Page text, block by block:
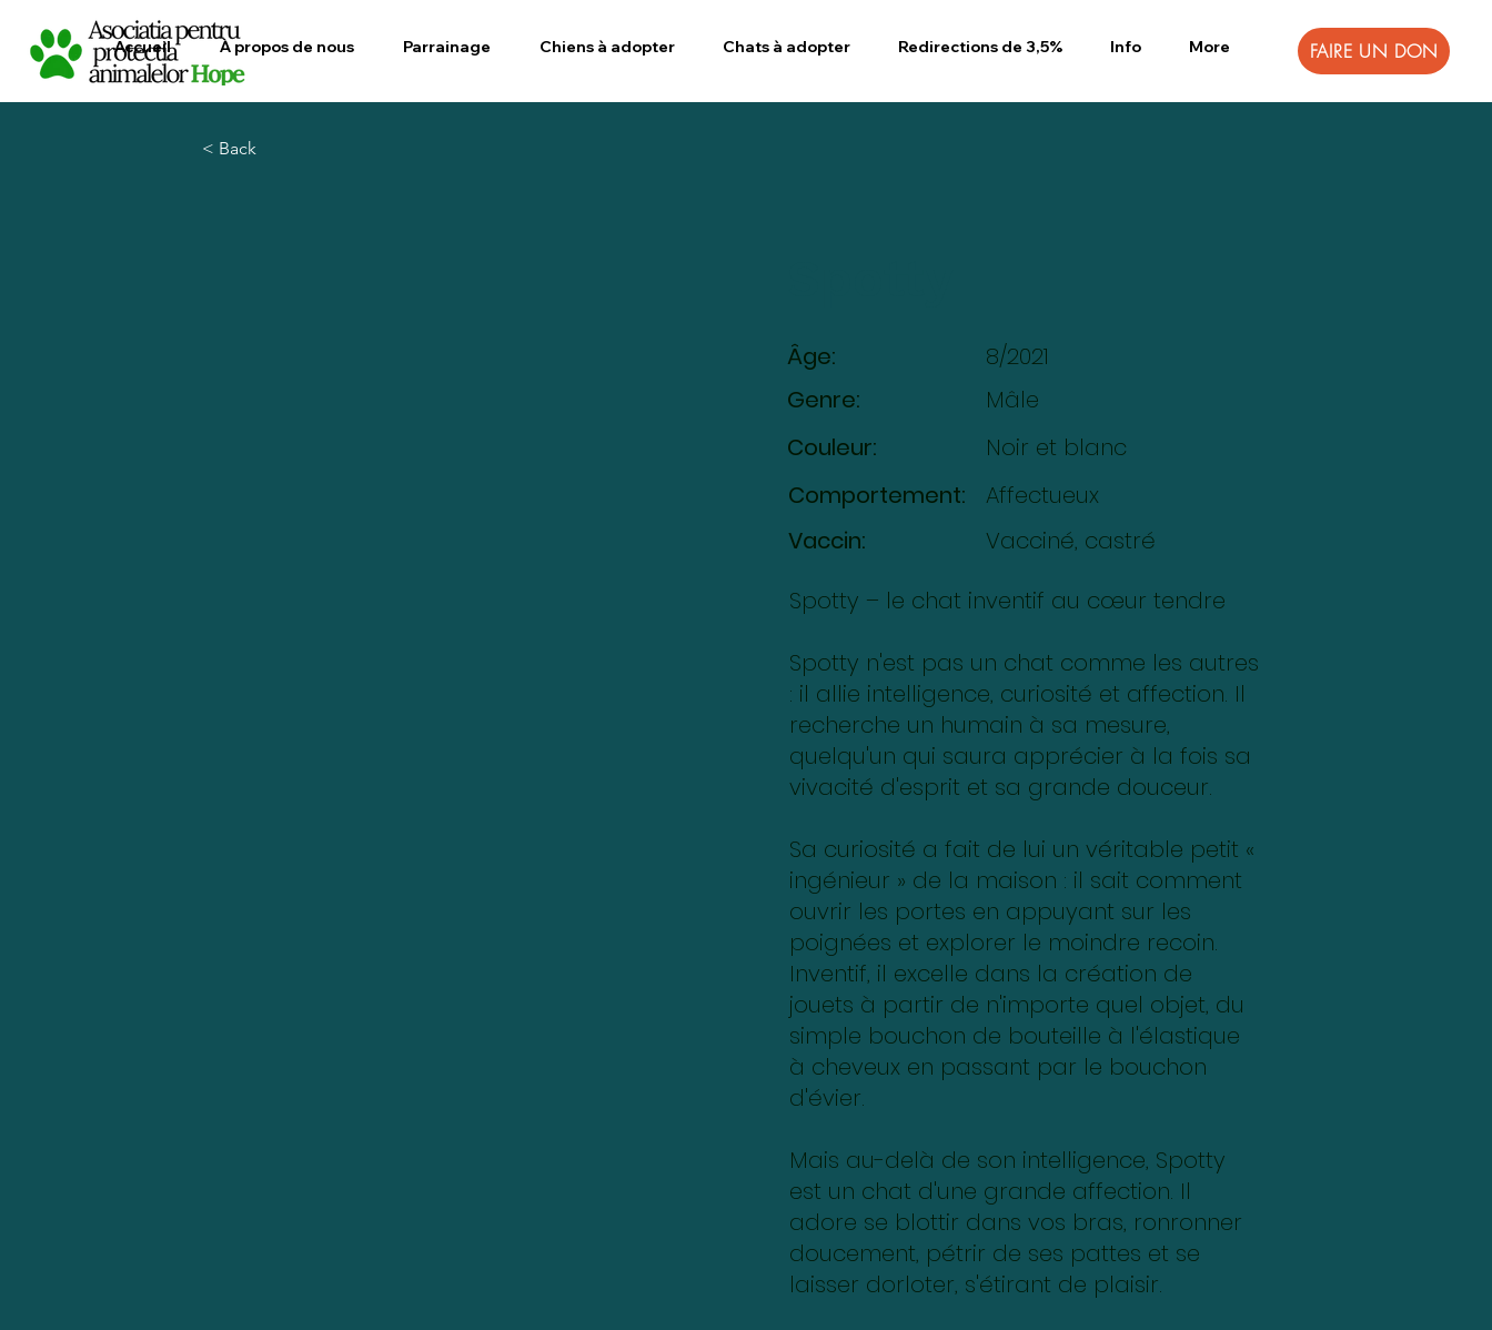
Accueil À propos de nous Parrainage Chiens à adopter Chats à adopter Redirections de 3,5% Info More FAIRE UN DON
< Back
Âge:
8/2021
Genre:
Mâle
Couleur:
Noir et blanc
Comportement:
Affectueux
Vaccin:
Vacciné, castré
Spotty – le chat inventif au cœur tendre
Spotty n'est pas un chat comme les autres
: il allie intelligence, curiosité et affection. Il
recherche un humain à sa mesure,
quelqu'un qui saura apprécier à la fois sa
vivacité d'esprit et sa grande douceur.
Sa curiosité a fait de lui un véritable petit «
ingénieur » de la maison : il sait comment
ouvrir les portes en appuyant sur les
poignées et explorer le moindre recoin.
Inventif, il excelle dans la création de
jouets à partir de n'importe quel objet, du
simple bouchon de bouteille à l'élastique
à cheveux en passant par le bouchon
d'évier.
Mais au-delà de son intelligence, Spotty
est un chat d'une grande affection. Il
adore se blottir dans vos bras, ronronner
doucement, pétrir de ses pattes et se
laisser dorloter, s'étirant de plaisir.